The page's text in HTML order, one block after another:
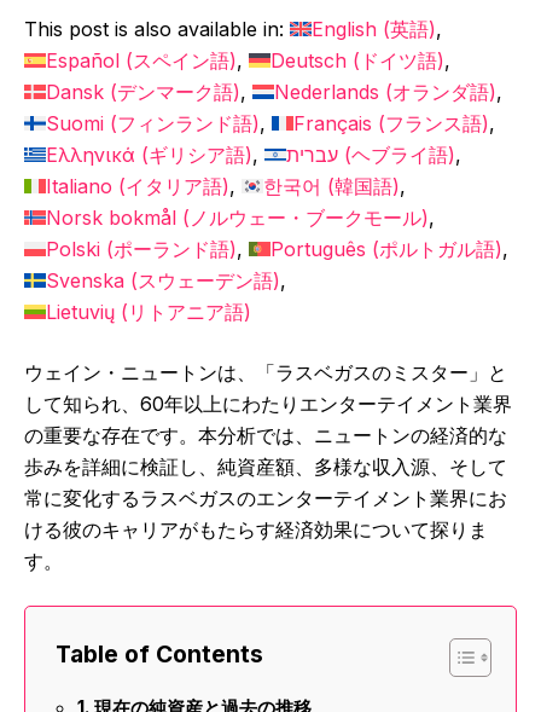
This post is also available in: English (英語)
Español (スペイン語) Deutsch ( ドイツ語)
Dansk (デンマーク語) Nederlands (オランダ語)
Suomi (フィンランド語) Français (フランス語)
Ελληνικά (ギリシア語) עברית (ヘブライ語)
Italiano (イタリア語) 한국어 (韓国語)
Norsk bokmål ( ノルウェー・ブークモール)
Polski (ポーランド語) Português (ポルトガル語)
Svenska (スウェーデン語)
Lietuvių ( リトアニア語)
ウェイン・ニュートンは、「ラスベガスのミスター」と
して知られ、60年以上にわたりエンターテイメント業界
の重要な存在です。本分析では、ニュートンの経済的な
歩みを詳細に検証し、純資産額、多様な収入源、そして
常に変化するラスベガスのエンターテイメント業界にお
ける彼のキャリアがもたらす経済効果について探りま
す。
Table of Contents